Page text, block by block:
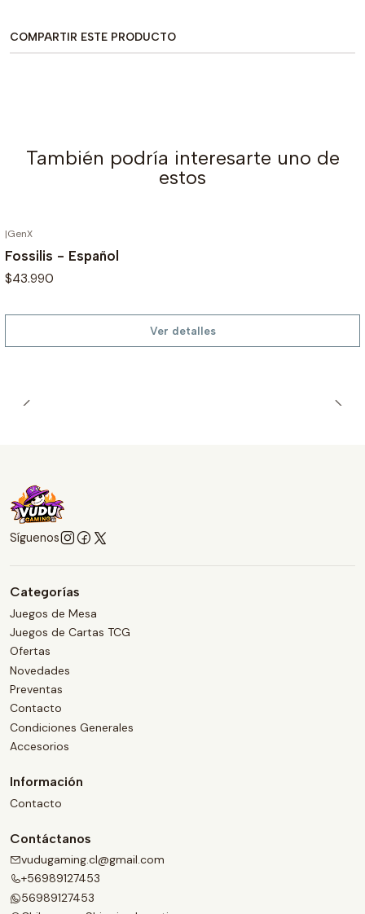
COMPARTIR ESTE PRODUCTO
También podría interesarte uno de
estos
|GenX
Fossilis - Español
$43.990
Ver detalles
Síguenos
Categorías
Juegos de Mesa
Juegos de Cartas TCG
Ofertas
Novedades
Preventas
Contacto
Condiciones Generales
Accesorios
Información
Contacto
Contáctanos
vudugaming.cl@gmail.com
+56989127453
56989127453